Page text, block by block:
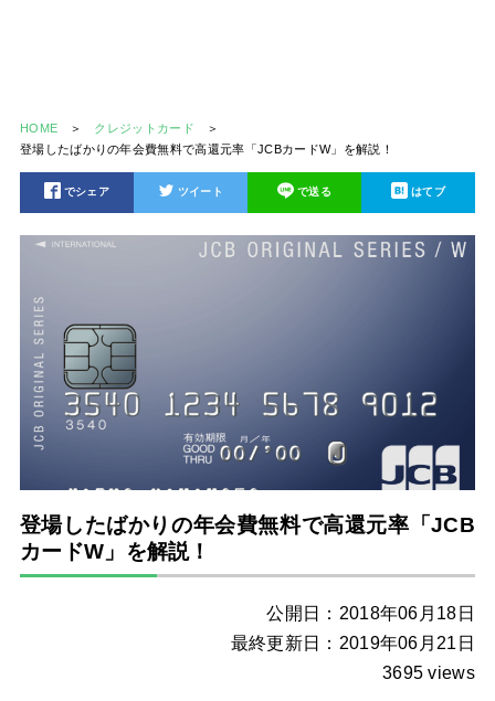
HOME
クレジットカード
登場したばかりの年会費無料で高還元率「JCBカードW」を解説！
でシェア ツイート で送る はてブ
登場したばかりの年会費無料で高還元率「JCB
カードW」を解説！
公開日：2018年06月18日
最終更新日：2019年06月21日
3695 views